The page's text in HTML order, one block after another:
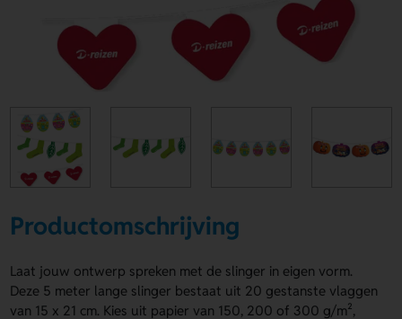
Productomschrijving
Laat jouw ontwerp spreken met de slinger in eigen vorm.
Deze 5 meter lange slinger bestaat uit 20 gestanste vlaggen
van 15 x 21 cm. Kies uit papier van 150, 200 of 300 g/m²,